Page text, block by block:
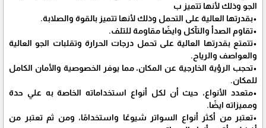
الجو وذلك لأنها تتميز ب
•بقدرتها العالية على التحمل وذلك لأنها تتميز بالقوة والصلابة.
•تقاوم الصدأ والتآكل وايضًا مقاومة للتلف.
•تتمتع بقدرتها العالية على تحمل درجات الحرارة وتقلبات الجو العالية
والعواصف والرياح.
•تحجب الرؤية الخارجية عن المكان، مما يوفر الخصوصية والأمان الكامل
للمكان.
•متعدد الأنواع، حيث أن لكل أنواع استخداماته الخاصة به علي حدة
ومميزاته ايضًا.
•تعتبر من أكثر أنواع السواتر شيوعًا واستخدامًا، ومن ثم تعتبر من